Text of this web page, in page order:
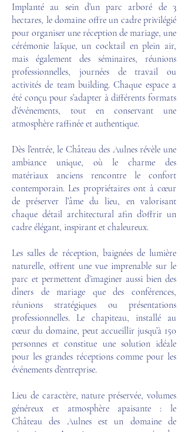
Implanté au sein d’un parc arboré de 3
hectares, le domaine offre un cadre privilégié
pour organiser une réception de mariage, une
cérémonie laïque, un cocktail en plein air,
mais également des séminaires, réunions
professionnelles, journées de travail ou
activités de team building. Chaque espace a
été conçu pour s’adapter à différents formats
d’événements, tout en conservant une
atmosphère raffinée et authentique.
Dès l’entrée, le Château des Aulnes révèle une
ambiance unique, où le charme des
matériaux anciens rencontre le confort
contemporain. Les propriétaires ont à cœur
de préserver l’âme du lieu, en valorisant
chaque détail architectural afin d’offrir un
cadre élégant, inspirant et chaleureux.
Les salles de réception, baignées de lumière
naturelle, offrent une vue imprenable sur le
parc et permettent d’imaginer aussi bien des
dîners de mariage que des conférences,
réunions stratégiques ou présentations
professionnelles. Le chapiteau, installé au
cœur du domaine, peut accueillir jusqu’à 150
personnes et constitue une solution idéale
pour les grandes réceptions comme pour les
événements d’entreprise.
Lieu de caractère, nature préservée, volumes
généreux et atmosphère apaisante : le
Château des Aulnes est un domaine de